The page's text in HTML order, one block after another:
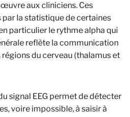
aux cliniciens. Ces
la statistique de certaines
particulier le rythme alpha qui
reflète la communication
du cerveau (thalamus et
signal EEG permet de détecter
voire impossible, à saisir à